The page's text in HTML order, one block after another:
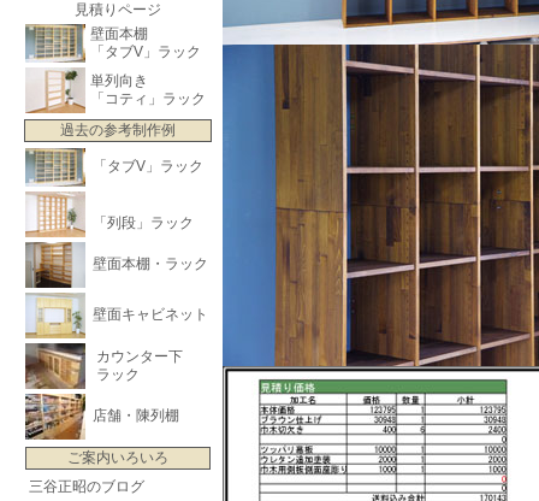
見積りページ
壁面本棚
「タブV」ラック
単列向き
「コティ」ラック
過去の参考制作例
「タブV」ラック
「列段」ラック
壁面本棚・ラック
壁面キャビネット
カウンター下
ラック
店舗・陳列棚
ご案内いろいろ
三谷正昭のブログ